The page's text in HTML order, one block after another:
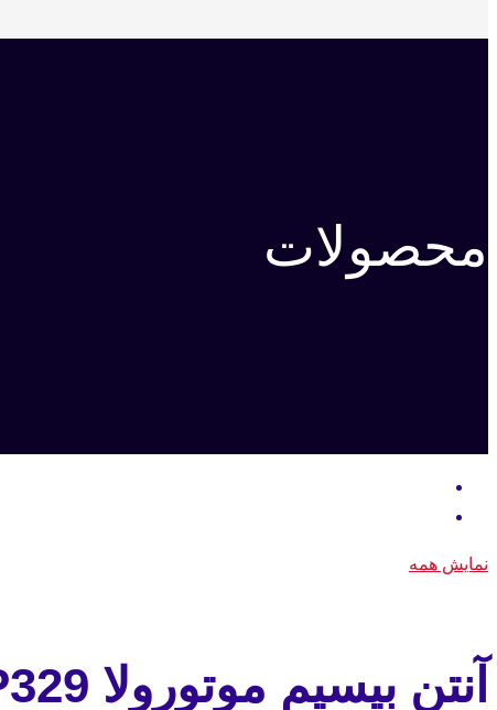
محصولات
نمایش همه
آنتن بیسیم موتورولا GP329